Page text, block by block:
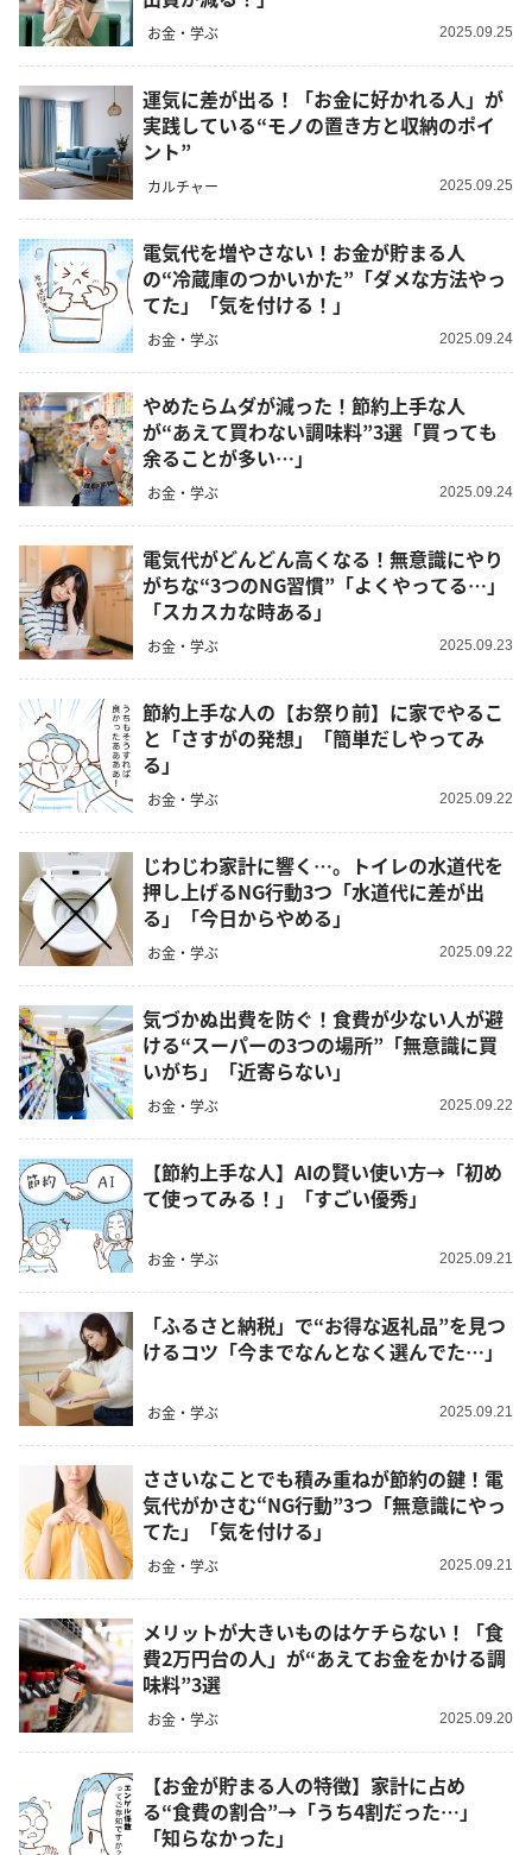
お金・学ぶ 2025.09.25
運気に差が出る！「お金に好かれる人」が
実践している“モノの置き方と収納のポイ
ント”
カルチャー 2025.09.25
電気代を増やさない！お金が貯まる人
の“冷蔵庫のつかいかた”「ダメな方法やっ
てた」「気を付ける！」
お金・学ぶ 2025.09.24
やめたらムダが減った！節約上手な人
が“あえて買わない調味料”3選「買っても
余ることが多い…」
お金・学ぶ 2025.09.24
電気代がどんどん高くなる！無意識にやり
がちな“3つのNG習慣”「よくやってる…」
「スカスカな時ある」
お金・学ぶ 2025.09.23
節約上手な人の【お祭り前】に家でやるこ
と「さすがの発想」「簡単だしやってみ
る」
お金・学ぶ 2025.09.22
じわじわ家計に響く…。トイレの水道代を
押し上げるNG行動3つ「水道代に差が出
る」「今日からやめる」
お金・学ぶ 2025.09.22
気づかぬ出費を防ぐ！食費が少ない人が避
ける“スーパーの3つの場所”「無意識に買
いがち」「近寄らない」
お金・学ぶ 2025.09.22
【節約上手な人】AIの賢い使い方→「初め
て使ってみる！」「すごい優秀」
お金・学ぶ 2025.09.21
「ふるさと納税」で“お得な返礼品”を見つ
けるコツ「今までなんとなく選んでた…」
お金・学ぶ 2025.09.21
ささいなことでも積み重ねが節約の鍵！電
気代がかさむ“NG行動”3つ「無意識にやっ
てた」「気を付ける」
お金・学ぶ 2025.09.21
メリットが大きいものはケチらない！「食
費2万円台の人」が“あえてお金をかける調
味料”3選
お金・学ぶ 2025.09.20
【お金が貯まる人の特徴】家計に占め
る“食費の割合”→「うち4割だった…」
「知らなかった」